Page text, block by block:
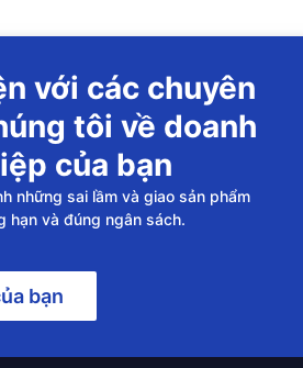
với các chuyên
tôi về doanh
của bạn
những sai lầm và giao sản phẩm
hạn và đúng ngân sách.
bạn